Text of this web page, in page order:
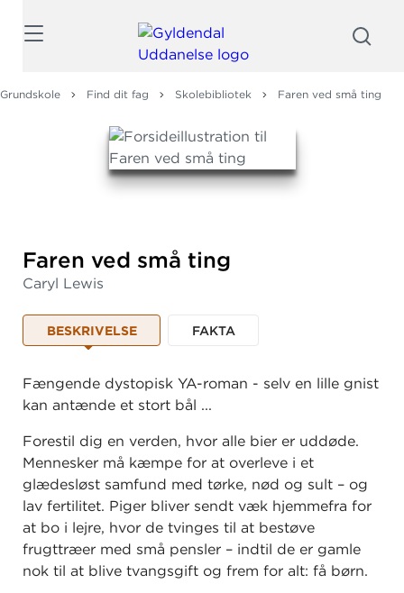
Grundskole Find dit fag Skolebibliotek Faren ved små ting
Faren ved små ting
Caryl Lewis
BESKRIVELSE FAKTA
Fængende dystopisk YA-roman - selv en lille gnist
kan antænde et stort bål ...
Forestil dig en verden, hvor alle bier er uddøde.
Mennesker må kæmpe for at overleve i et
glædesløst samfund med tørke, nød og sult – og
lav fertilitet. Piger bliver sendt væk hjemmefra for
at bo i lejre, hvor de tvinges til at bestøve
frugttræer med små pensler – indtil de er gamle
nok til at blive tvangsgift og frem for alt: få børn.